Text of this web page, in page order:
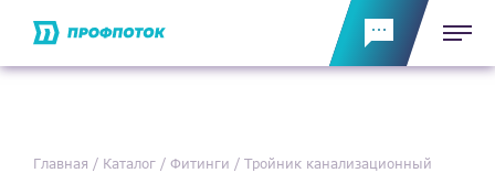
Главная Каталог Фитинги
Тройник канализационный